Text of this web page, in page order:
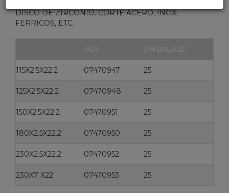
DISCO DE ZIRCONIO. CORTE ACERO, INOX,
FERRICOS, ETC.
REF. EMBALAJE
115X2.5X22.2 07470947 25
125X2.5X22.2 07470948 25
150X2.5X22.2 07470951 25
180X2.5X22.2 07470950 25
230X2.5X22.2 07470952 25
230X7 X22 07470953 25